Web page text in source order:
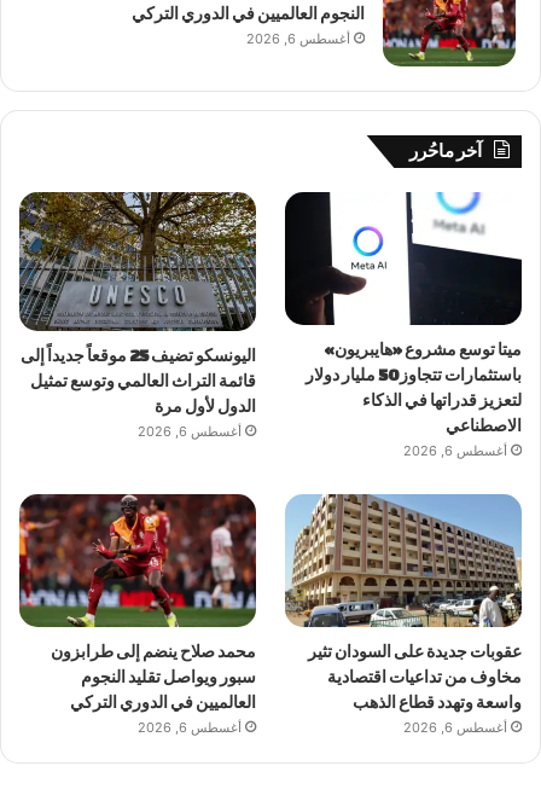
النجوم العالميين في الدوري التركي
أغسطس 6, 2026
آخر ماحُرر
ميتا توسع مشروع «هايبريون»
باستثمارات تتجاوز 50 مليار دولار
لتعزيز قدراتها في الذكاء
الاصطناعي
أغسطس 6, 2026
اليونسكو تضيف 25 موقعاً جديداً إلى
قائمة التراث العالمي وتوسع تمثيل
الدول لأول مرة
أغسطس 6, 2026
عقوبات جديدة على السودان تثير
مخاوف من تداعيات اقتصادية
واسعة وتهدد قطاع الذهب
أغسطس 6, 2026
محمد صلاح ينضم إلى طرابزون
سبور ويواصل تقليد النجوم
العالميين في الدوري التركي
أغسطس 6, 2026